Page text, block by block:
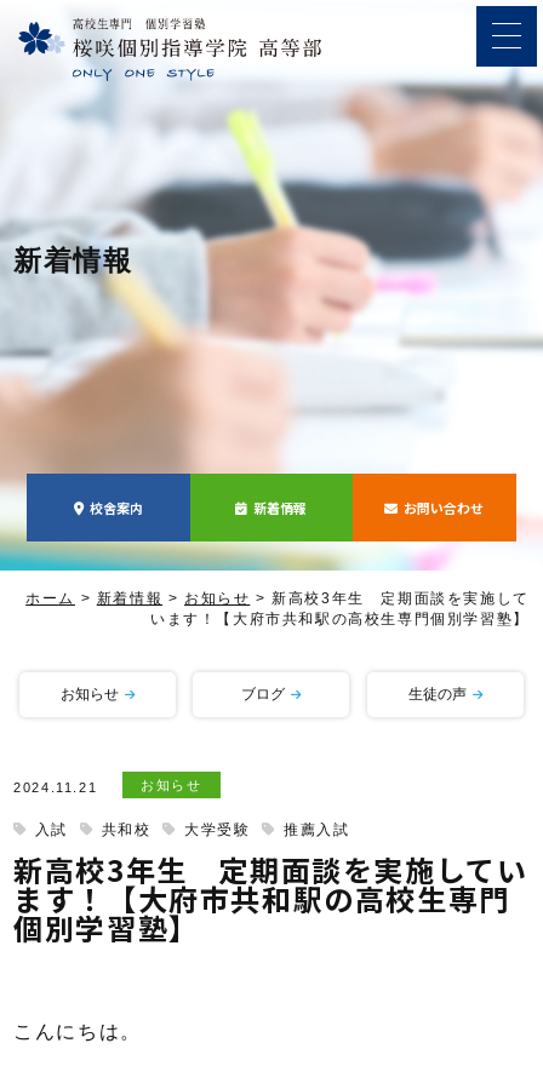
新着情報
校舎案内 新着情報 お問い合わせ
ホーム > 新着情報 > お知らせ >新高校3年生 定期面談を実施して
います！【大府市共和駅の高校生専門個別学習塾】
お知らせ ブログ 生徒の声
2024.11.21 お知らせ
入試 共和校 大学受験 推薦入試
新高校3年生 定期面談を実施してい
ます！【大府市共和駅の高校生専門
個別学習塾】
こんにちは。